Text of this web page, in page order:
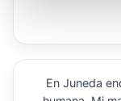
En Juneda